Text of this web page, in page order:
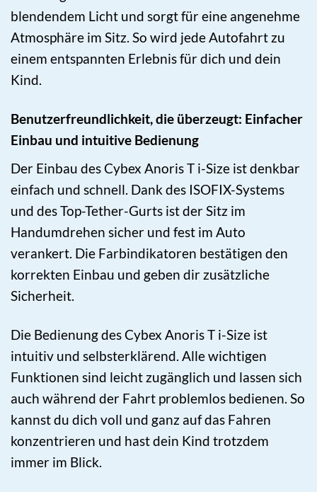
blendendem Licht und sorgt für eine angenehme
Atmosphäre im Sitz. So wird jede Autofahrt zu
einem entspannten Erlebnis für dich und dein
Kind.
Benutzerfreundlichkeit, die überzeugt: Einfacher
Einbau und intuitive Bedienung
Der Einbau des Cybex Anoris T i-Size ist denkbar
einfach und schnell. Dank des ISOFIX-Systems
und des Top-Tether-Gurts ist der Sitz im
Handumdrehen sicher und fest im Auto
verankert. Die Farbindikatoren bestätigen den
korrekten Einbau und geben dir zusätzliche
Sicherheit.
Die Bedienung des Cybex Anoris T i-Size ist
intuitiv und selbsterklärend. Alle wichtigen
Funktionen sind leicht zugänglich und lassen sich
auch während der Fahrt problemlos bedienen. So
kannst du dich voll und ganz auf das Fahren
konzentrieren und hast dein Kind trotzdem
immer im Blick.